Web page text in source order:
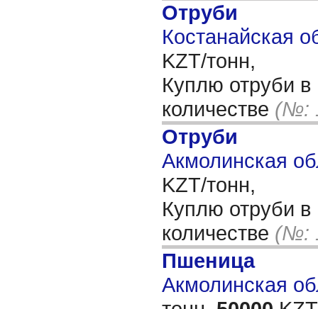
Отруби
Костанайская
KZT/тонн,
Куплю отруби в
количестве (№:
Отруби
Акмолинская
KZT/тонн,
Куплю отруби в
количестве (№:
Пшеница
Акмолинская